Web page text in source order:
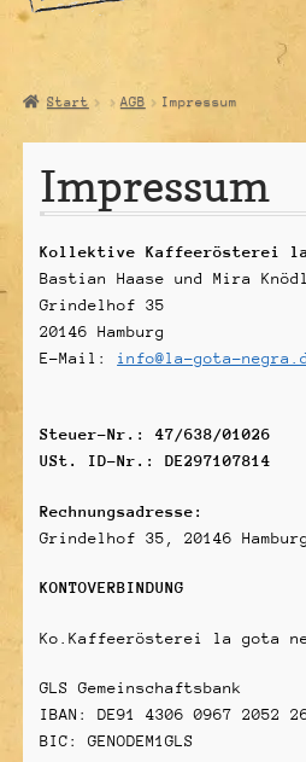
Webshop – Verkauf
Verkaufsstellen
Kaffeeanbau
Vertrag widerrufen
Start AGB Impressum
Impressum
Kollektive Kaffeerösterei
Bastian Haase und Mira
Grindelhof 35
20146 Hamburg
E-Mail: info@la-gota-
Steuer-Nr.: 47/638/01026
USt. ID-Nr.: DE297107814
Rechnungsadresse:
Grindelhof 35, 20146 Hamburg
KONTOVERBINDUNG
Ko.Kaffeerösterei la gota
GLS Gemeinschaftsbank
IBAN: DE91 4306 0967 2052
BIC: GENODEM1GLS